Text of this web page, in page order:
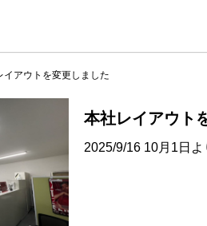
イアウトを変更しました
本社レイアウト
2025/9/16 10月1日